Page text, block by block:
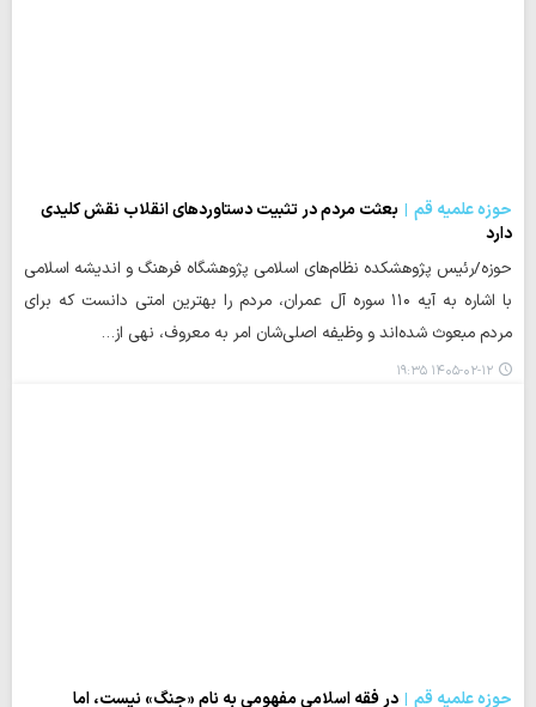
حوزه علمیه قم
بعثت مردم در تثبیت دستاوردهای انقلاب نقش کلیدی
دارد
حوزه/رئیس پژوهشکده نظام‌های اسلامی پژوهشگاه فرهنگ و اندیشه اسلامی
با اشاره به آیه ۱۱۰ سوره آل عمران، مردم را بهترین امتی دانست که برای
مردم مبعوث شده‌اند و وظیفه اصلی‌شان امر به معروف، نهی از…
۱۴۰۵-۰۲-۱۲ ۱۹:۳۵
حوزه علمیه قم در فقه اسلامی مفهومی به نام «جنگ» نیست، اما